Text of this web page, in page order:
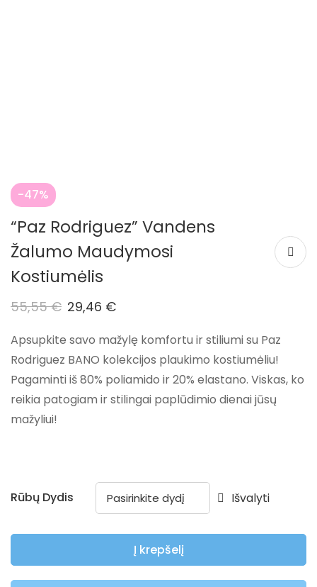
-47%
“Paz Rodriguez” Vandens
Žalumo Maudymosi
Kostiumėlis
55,55€ 29,46 €
Apsupkite savo mažylę komfortu ir stiliumi su Paz
Rodriguez BANO kolekcijos plaukimo kostiumėliu!
Pagaminti iš 80% poliamido ir 20% elastano. Viskas, ko
reikia patogiam ir stilingai paplūdimio dienai jūsų
mažyliui!
Rūbų Dydis Išvalyti
Į krepšelį